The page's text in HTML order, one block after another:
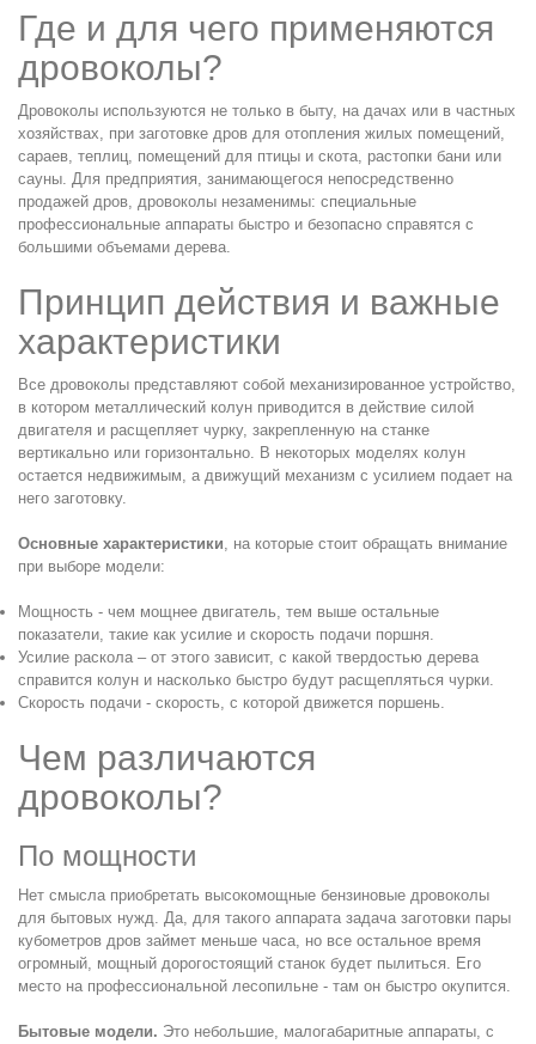
Где и для чего применяются
дровоколы?
Дровоколы используются не только в быту, на дачах или в частных
хозяйствах, при заготовке дров для отопления жилых помещений,
сараев, теплиц, помещений для птицы и скота, растопки бани или
сауны. Для предприятия, занимающегося непосредственно
продажей дров, дровоколы незаменимы: специальные
профессиональные аппараты быстро и безопасно справятся с
большими объемами дерева.
Принцип действия и важные
характеристики
Все дровоколы представляют собой механизированное устройство,
в котором металлический колун приводится в действие силой
двигателя и расщепляет чурку, закрепленную на станке
вертикально или горизонтально. В некоторых моделях колун
остается недвижимым, а движущий механизм с усилием подает на
него заготовку.
Основные характеристики, на которые стоит обращать внимание
при выборе модели:
Мощность - чем мощнее двигатель, тем выше остальные
показатели, такие как усилие и скорость подачи поршня.
Усилие раскола – от этого зависит, с какой твердостью дерева
справится колун и насколько быстро будут расщепляться чурки.
Скорость подачи - скорость, с которой движется поршень.
Чем различаются
дровоколы?
По мощности
Нет смысла приобретать высокомощные бензиновые дровоколы
для бытовых нужд. Да, для такого аппарата задача заготовки пары
кубометров дров займет меньше часа, но все остальное время
огромный, мощный дорогостоящий станок будет пылиться. Его
место на профессиональной лесопильне - там он быстро окупится.
Бытовые модели. Это небольшие, малогабаритные аппараты, с